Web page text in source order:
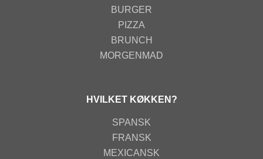
BURGER
PIZZA
BRUNCH
MORGENMAD
HVILKET KØKKEN?
SPANSK
FRANSK
MEXICANSK